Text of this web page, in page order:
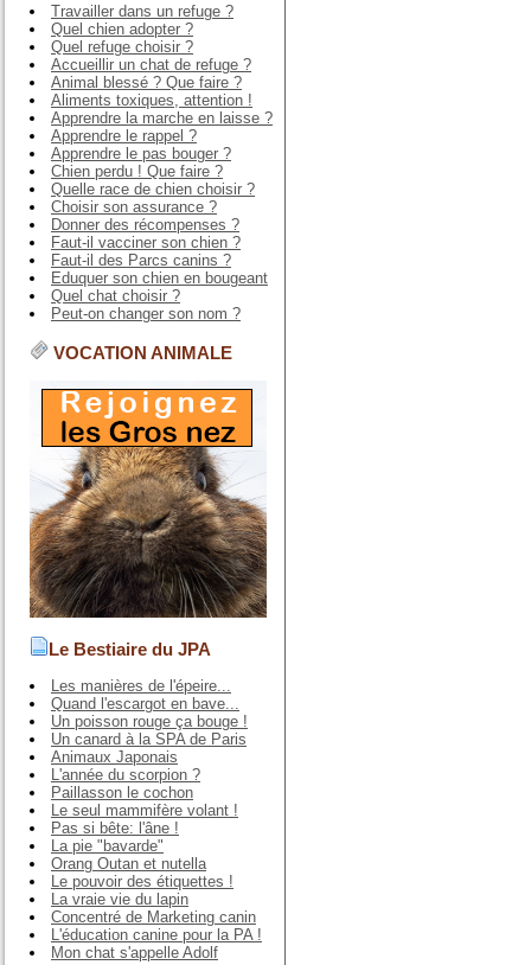
Travailler dans un refuge ?
Quel chien adopter ?
Quel refuge choisir ?
Accueillir un chat de refuge ?
Animal blessé ? Que faire ?
Aliments toxiques, attention !
Apprendre la marche en laisse ?
Apprendre le rappel ?
Apprendre le pas bouger ?
Chien perdu ! Que faire ?
Quelle race de chien choisir ?
Choisir son assurance ?
Donner des récompenses ?
Faut-il vacciner son chien ?
Faut-il des Parcs canins ?
Eduquer son chien en bougeant
Quel chat choisir ?
Peut-on changer son nom ?
VOCATION ANIMALE
Le Bestiaire du JPA
Les manières de l'épeire...
Quand l'escargot en bave...
Un poisson rouge ça bouge !
Un canard à la SPA de Paris
Animaux Japonais
L'année du scorpion ?
Paillasson le cochon
Le seul mammifère volant !
Pas si bête: l'âne !
La pie "bavarde"
Orang Outan et nutella
Le pouvoir des étiquettes !
La vraie vie du lapin
Concentré de Marketing canin
L'éducation canine pour la PA !
Mon chat s'appelle Adolf